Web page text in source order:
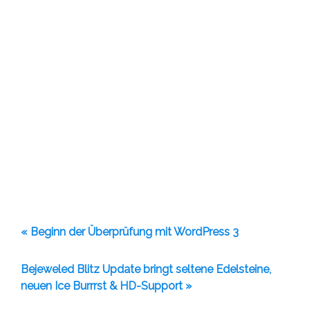
« Beginn der Überprüfung mit WordPress 3
Bejeweled Blitz Update bringt seltene Edelsteine,
neuen Ice Burrrst & HD-Support »